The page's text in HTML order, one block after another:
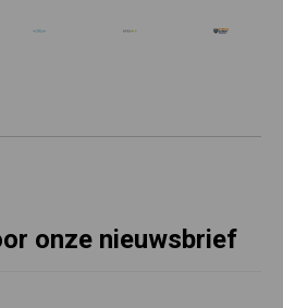
onze nieuwsbrief